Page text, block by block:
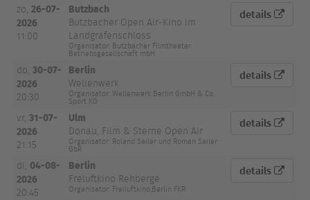
zo,26-07-
2026
11:00
Butzbach
Butzbacher Open Air-Kino im
Landgrafenschloss
Organisator: Butzbacher Filmtheater
Betriebsgesellschaft mbH
details
do,30-07-
2026
20:30
Berlin
Wellenwerk
Organisator: Wellenwerk Berlin GmbH & Co.
Sport KG
details
vr,31-07-
2026
21:15
Ulm
Donau, Film & Sterne Open Air
Organisator: Roland Sailer und Roman Sailer
GbR
details
di, 04-08-
2026
20:45
Berlin
Freluftkino Rehberge
Organisator: Freiluftkino.Berlin FKR
details